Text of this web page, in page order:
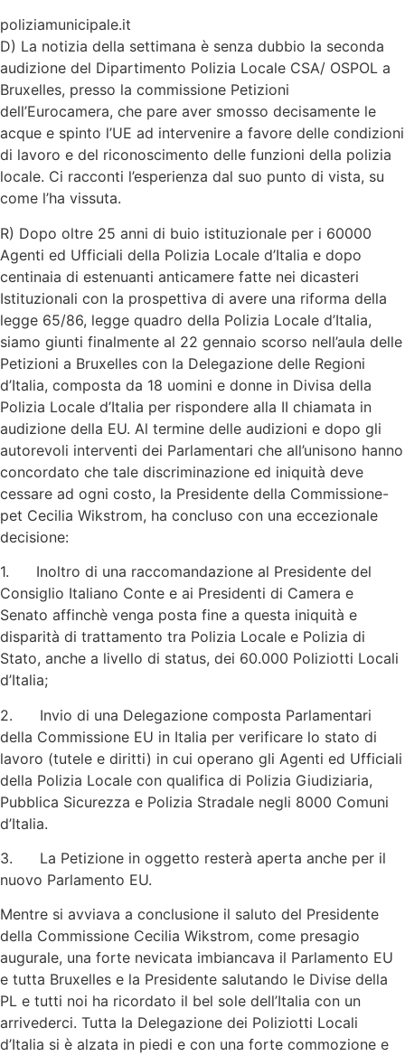
poliziamunicipale.it
D) La notizia della settimana è senza dubbio la seconda
audizione del Dipartimento Polizia Locale CSA/ OSPOL a
Bruxelles, presso la commissione Petizioni
dell’Eurocamera, che pare aver smosso decisamente le
acque e spinto l’UE ad intervenire a favore delle condizioni
di lavoro e del riconoscimento delle funzioni della polizia
locale. Ci racconti l’esperienza dal suo punto di vista, su
come l’ha vissuta.
R) Dopo oltre 25 anni di buio istituzionale per i 60000
Agenti ed Ufficiali della Polizia Locale d’Italia e dopo
centinaia di estenuanti anticamere fatte nei dicasteri
Istituzionali con la prospettiva di avere una riforma della
legge 65/86, legge quadro della Polizia Locale d’Italia,
siamo giunti finalmente al 22 gennaio scorso nell’aula delle
Petizioni a Bruxelles con la Delegazione delle Regioni
d’Italia, composta da 18 uomini e donne in Divisa della
Polizia Locale d’Italia per rispondere alla II chiamata in
audizione della EU. Al termine delle audizioni e dopo gli
autorevoli interventi dei Parlamentari che all’unisono hanno
concordato che tale discriminazione ed iniquità deve
cessare ad ogni costo, la Presidente della Commissione-
pet Cecilia Wikstrom, ha concluso con una eccezionale
decisione:
1. Inoltro di una raccomandazione al Presidente del
Consiglio Italiano Conte e ai Presidenti di Camera e
Senato affinchè venga posta fine a questa iniquità e
disparità di trattamento tra Polizia Locale e Polizia di
Stato, anche a livello di status, dei 60.000 Poliziotti Locali
d’Italia;
2. Invio di una Delegazione composta Parlamentari
della Commissione EU in Italia per verificare lo stato di
lavoro (tutele e diritti) in cui operano gli Agenti ed Ufficiali
della Polizia Locale con qualifica di Polizia Giudiziaria,
Pubblica Sicurezza e Polizia Stradale negli 8000 Comuni
d’Italia.
3. La Petizione in oggetto resterà aperta anche per il
nuovo Parlamento EU.
Mentre si avviava a conclusione il saluto del Presidente
della Commissione Cecilia Wikstrom, come presagio
augurale, una forte nevicata imbiancava il Parlamento EU
e tutta Bruxelles e la Presidente salutando le Divise della
PL e tutti noi ha ricordato il bel sole dell’Italia con un
arrivederci. Tutta la Delegazione dei Poliziotti Locali
d’Italia si è alzata in piedi e con una forte commozione e